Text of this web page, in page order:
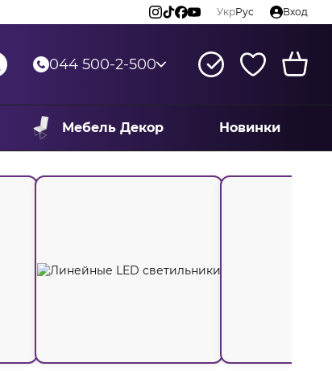
УкрРус Вход
044 500-2-500
Мебель Декор Новинки